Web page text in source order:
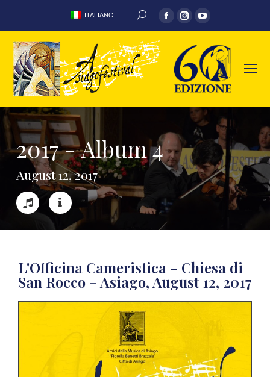
ITALIANO
2017-Album4
August12,2017
L'Officina Cameristica - Chiesa di
San Rocco - Asiago, August 12, 2017